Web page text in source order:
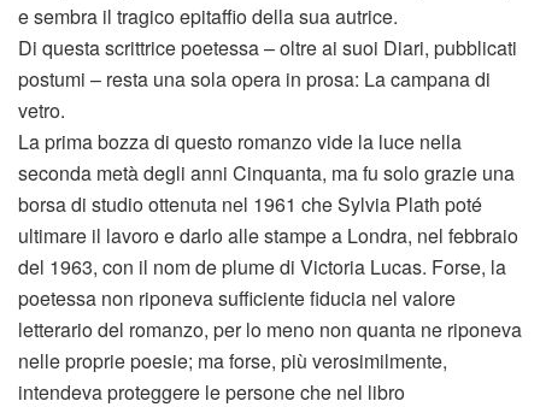
e sembra il tragico epitaffio della sua autrice.
Di questa scrittrice poetessa – oltre ai suoi Diari, pubblicati
postumi – resta una sola opera in prosa: La campana di
vetro.
La prima bozza di questo romanzo vide la luce nella
seconda metà degli anni Cinquanta, ma fu solo grazie una
borsa di studio ottenuta nel 1961 che Sylvia Plath poté
ultimare il lavoro e darlo alle stampe a Londra, nel febbraio
del 1963, con il nom de plume di Victoria Lucas. Forse, la
poetessa non riponeva sufficiente fiducia nel valore
letterario del romanzo, per lo meno non quanta ne riponeva
nelle proprie poesie; ma forse, più verosimilmente,
intendeva proteggere le persone che nel libro